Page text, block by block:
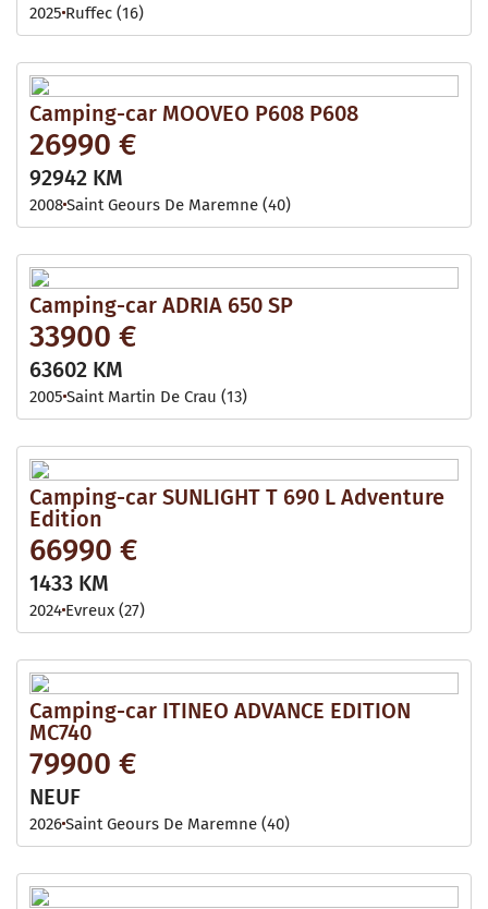
2025 Ruffec (16)
Camping-car MOOVEO P608 P608
26990 €
92942 KM
2008Saint Geours De Maremne (40)
Camping-car ADRIA 650 SP
33900 €
63602 KM
2005 Saint Martin De Crau (13)
Camping-car SUNLIGHT T 690 L Adventure
Edition
66990 €
1433 KM
2024 Evreux (27)
Camping-car ITINEO ADVANCE EDITION
MC740
79900 €
NEUF
2026Saint Geours De Maremne (40)